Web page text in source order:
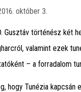
október 3.
Gusztáv történész két
valamint ezek
– a forradalom
hogy Tunézia kapcsán